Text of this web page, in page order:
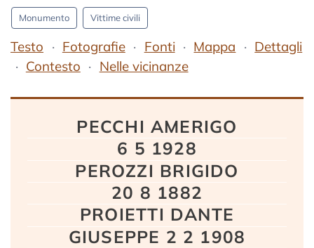
Monumento Vittime civili
Testo Fotografie Fonti Mappa
Dettagli
Contesto
Nelle vicinanze
PECCHI AMERIGO
6 5 1928
PEROZZI BRIGIDO
20 8 1882
PROIETTI DANTE
GIUSEPPE 2 2 1908